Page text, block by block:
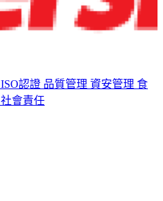
ISO認證 品質管理 資安管理 食
社會責任